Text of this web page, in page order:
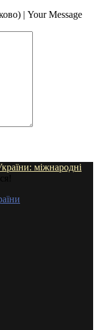
| Your Message
міжнародні